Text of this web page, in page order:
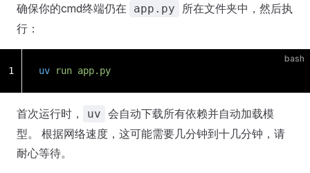
确保你的cmd终端仍在 app.py
所在文件夹中，然后执
行：
bash
uv run app.py
1
首次运行时， uv 会自动下载所有依赖并自动加载模
型。 根据网络速度，这可能需要几分钟到十几分钟，请
耐心等待。